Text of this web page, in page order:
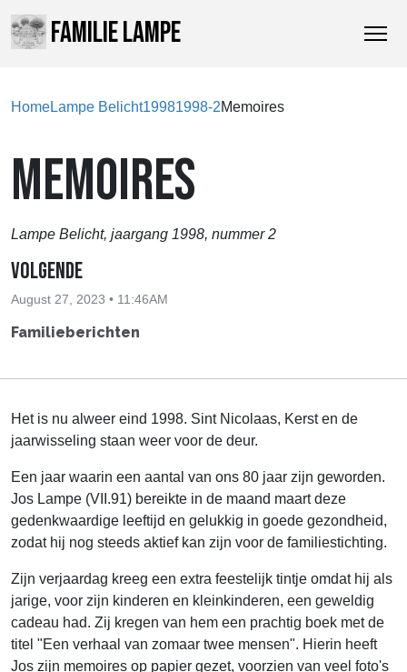
FAMILIE LAMPE
HomeLampe Belicht19981998-2Memoires
MEMOIRES
Lampe Belicht, jaargang 1998, nummer 2
Volgende
August 27, 2023 • 11:46AM
Familieberichten
Het is nu alweer eind 1998. Sint Nicolaas, Kerst en de
jaarwisseling staan weer voor de deur.
Een jaar waarin een aantal van ons 80 jaar zijn geworden.
Jos Lampe (VII.91) bereikte in de maand maart deze
gedenkwaardige leeftijd en gelukkig in goede gezondheid,
zodat hij nog steeds aktief kan zijn voor de familiestichting.
Zijn verjaardag kreeg een extra feestelijk tintje omdat hij als
jarige, voor zijn kinderen en kleinkinderen, een geweldig
cadeau had. Zij kregen van hem een prachtig boek met de
titel "Een verhaal van zomaar twee mensen". Hierin heeft
Jos zijn memoires op papier gezet, voorzien van veel foto's